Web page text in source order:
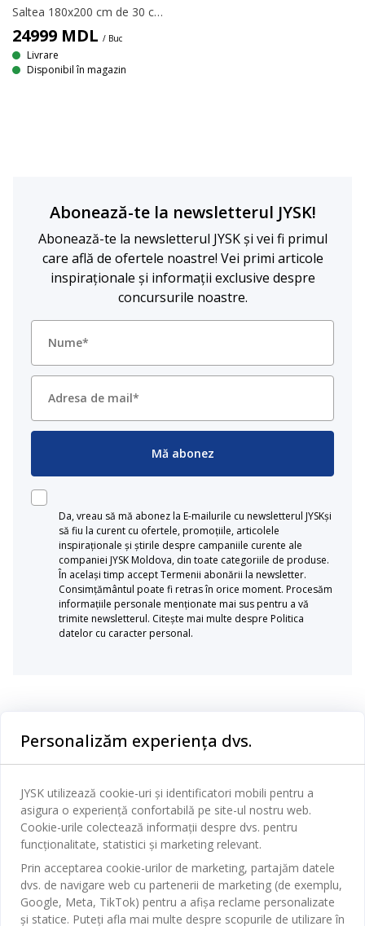
Saltea 180x200 cm de 30 cm grosime, cu 500 de arcuri multi-pocket/m², împărțită în 7 zone de confort care oferă suport unic și corect din punct de vedere ergonomic. Căptușită cu spumă poliuretanică. Husă cu matlasare groasă cu spumă cu memorie, care înlătură tensiunea musculară și gel răcoritor. Spuma cu memorie se mulează perfect pe conturul corpului. Husa conține fibre TENCEL™ Lyocell care oferă o senzație naturală uscată prin controlul umidității.
24999 MDL / Buc
Livrare
Disponibil în magazin
Abonează-te la newsletterul JYSK!
Abonează-te la newsletterul JYSK și vei fi primul
care află de ofertele noastre! Vei primi articole
inspiraționale și informații exclusive despre
concursurile noastre.
Mă abonez
Da, vreau să mă abonez la E-mailurile cu newsletterul JYSKși
să fiu la curent cu ofertele, promoțiile, articolele
inspiraționale și știrile despre campaniile curente ale
companiei JYSK Moldova, din toate categoriile de produse.
În același timp accept Termenii abonării la newsletter.
Consimțământul poate fi retras în orice moment. Procesăm
informațiile personale menționate mai sus pentru a vă
trimite newsletterul. Citește mai multe despre Politica
datelor cu caracter personal.
Baie
Birou
Sufragerie
Bucătărie
Depozitare
Contact Relații Clienți
Magazine și program
Broșură
Termeni si conditii vânzări online
JYSK
Despre JYSK
JYSK.com
Presă
SEDIU CENTRAL
TAROL-DD S.R.L. str. Jubiliara, 41A mun. Chișinău, Republica
JYSK RELAȚII CLIENȚI
Personalizăm experiența dvs.
JYSK utilizează cookie-uri și identificatori mobili pentru a
asigura o experiență confortabilă pe site-ul nostru web.
Cookie-urile colectează informații despre dvs. pentru
funcționalitate, statistici și marketing relevant.
Prin acceptarea cookie-urilor de marketing, partajăm datele
dvs. de navigare web cu partenerii de marketing (de exemplu,
Google, Meta, TikTok) pentru a afișa reclame personalizate
și statice. Puteți afla mai multe despre scopurile de utilizare în